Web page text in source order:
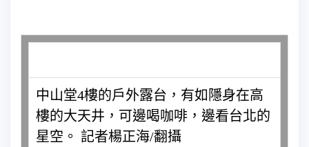
中山堂4樓的戶外露台，有如隱身在高
樓的大天井，可邊喝咖啡，邊看台北的
星空。 記者楊正海/翻攝